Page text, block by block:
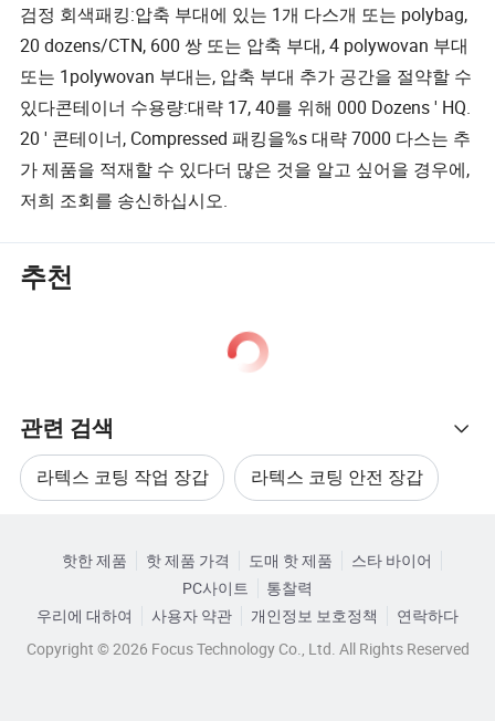
검정 회색패킹:압축 부대에 있는 1개 다스개 또는 polybag,
20 dozens/CTN, 600 쌍 또는 압축 부대, 4 polywovan 부대
또는 1polywovan 부대는, 압축 부대 추가 공간을 절약할 수
있다콘테이너 수용량:대략 17, 40를 위해 000 Dozens ' HQ.
20 ' 콘테이너, Compressed 패킹을%s 대략 7000 다스는 추
가 제품을 적재할 수 있다더 많은 것을 알고 싶어을 경우에,
저희 조회를 송신하십시오.
추천
관련 검색
라텍스 코팅 작업 장갑 라텍스 코팅 안전 장갑
PU 안전 작업 장갑
카테고리로 찾아보기
핫한 제품 핫 제품 가격 도매 핫 제품
스타 바이어
PC사이트
통찰력
우리에 대하여
사용자 약관 개인정보 보호정책
연락하다
Copyright © 2026 Focus Technology Co., Ltd. All Rights Reserved